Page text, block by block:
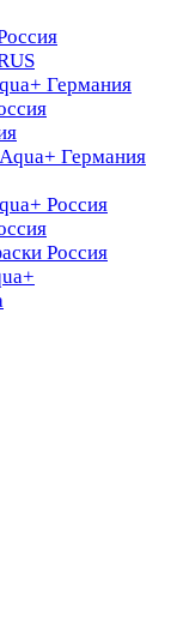
Германия
Германия
Россия
Россия